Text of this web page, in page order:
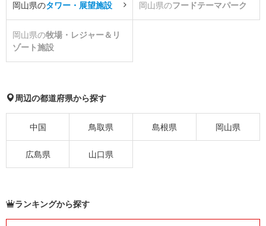
岡山県のタワー・展望施設 岡山県のフードテーマパーク
岡山県の牧場・レジャー＆リ
ゾート施設
周辺の都道府県から探す
中国 鳥取県 島根県 岡山県
広島県 山口県
ランキングから探す